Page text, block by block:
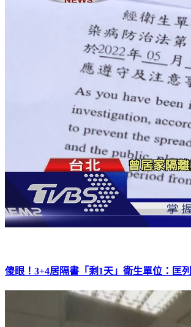
傻眼！3+4居隔書「剩1天」衛生單位：匡